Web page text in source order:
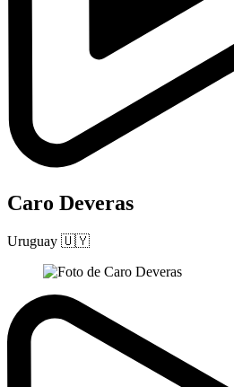
Caro Deveras
Uruguay 🇺🇾